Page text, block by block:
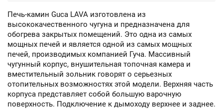
Печь-камин Guca LAVA изготовлена из
высококачественного чугуна и предназначена для
обогрева закрытых помещений. Это одна из самых
мощных печей и является одной из самых мощных
печей, производимых компанией Гуча. Массивный
чугунный корпус, внушительная топочная камера и
вместительный зольник говорят о серьезных
отопительных возможностях этой модели. Верхняя часть
корпуса представляет собой большую варочную
поверхность. Подключение к дымоходу верхнее и заднее.